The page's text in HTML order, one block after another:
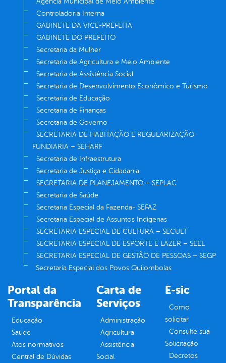
Controladoria Interna
GABINETE DA VICE-PREFEITA
GABINETE DO PREFEITO
Secretaria da Mulher
Secretaria de Agricultura e Meio Ambiente
Secretaria de Assistência Social
Secretaria de Desenvolvimento Econômico e Turismo
Secretaria de Educação
Secretaria de Finanças
Secretaria de Governo
SECRETARIA DE HABITAÇÃO E REGULARIZAÇÃO
FUNDIÁRIA – SEHARF
Secretaria de Infraestrutura
Secretaria de Justiça e Cidadania
SECRETARIA DE PLANEJAMENTO – SEPLAC
Secretaria de Saúde
Secretaria Especial da Fazenda- SEFAZ
Secretaria Especial de Assuntos Indígenas
SECRETARIA ESPECIAL DE CULTURA – SECULT
SECRETARIA ESPECIAL DE ESPORTE E LAZER – SEEL
SECRETARIA ESPECIAL DE GESTÃO DE PESSOAS – SEGP
Secretaria Especial dos Povos Quilombolas
Portal da
Transparência
Educação
Saúde
Atos normativos
Central de Dúvidas
Carta de
Serviços
Administração
Agricultura
Assistência
Social
E-sic
Como
solicitar
Consulte sua
Solicitação
Decretos